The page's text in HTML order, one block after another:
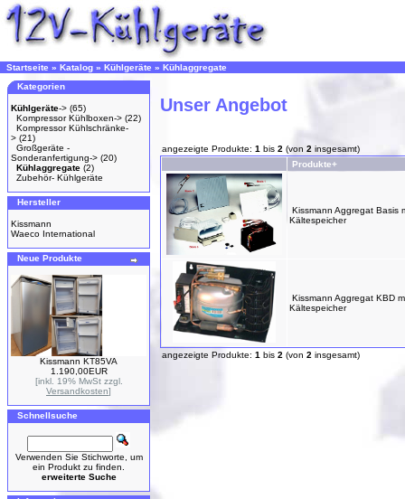
Startseite » Katalog » Kühlgeräte » Kühlaggregate
Kategorien
Kühlgeräte-> (65)
Kompressor Kühlboxen-> (22)
Kompressor Kühlschränke-
> (21)
Großgeräte -
Sonderanfertigung-> (20)
Kühlaggregate (2)
Zubehör- Kühlgeräte
Hersteller
Kissmann
Waeco International
Neue Produkte
Kissmann KT85VA
1.190,00EUR
[inkl. 19% MwSt zzgl.
Versandkosten]
Schnellsuche
Verwenden Sie Stichworte, um
ein Produkt zu finden.
erweiterte Suche
Unser Angebot
angezeigte Produkte: 1 bis 2 (von 2 insgesamt)
Produkte+
Kissmann Aggregat Basis
Kältespeicher
Kissmann Aggregat KBD
Kältespeicher
angezeigte Produkte: 1 bis 2 (von 2 insgesamt)